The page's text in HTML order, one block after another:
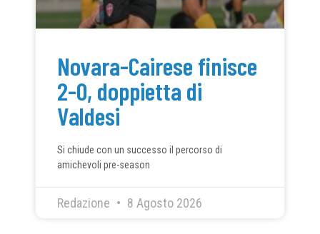
Novara-Cairese finisce
2-0, doppietta di
Valdesi
Si chiude con un successo il percorso di
amichevoli pre-season
Redazione 8 Agosto 2026